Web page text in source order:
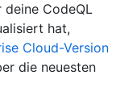
deine CodeQL
hat,
Cloud-Version
die neuesten